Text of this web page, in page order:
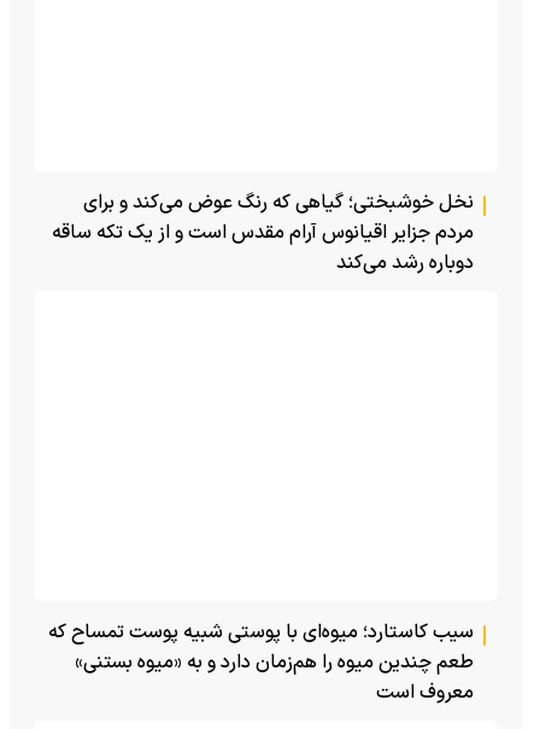
نخل خوشبختی؛ گیاهی که رنگ عوض می‌کند و برای
مردم جزایر اقیانوس آرام مقدس است و از یک تکه ساقه
دوباره رشد می‌کند
سیب کاستارد؛ میوه‌ای با پوستی شبیه پوست تمساح که
طعم چندین میوه را هم‌زمان دارد و به «میوه بستنی»
معروف است